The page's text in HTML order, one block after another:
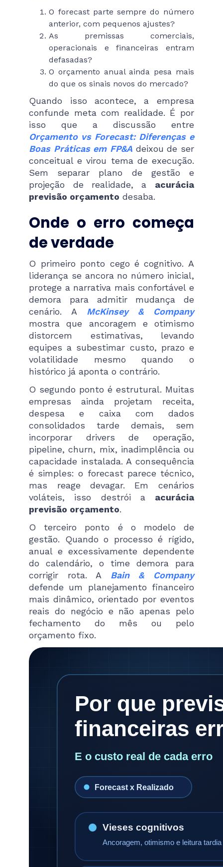
O forecast parte sempre do número
anterior, com pequenos ajustes?
As premissas comerciais,
operacionais e financeiras entram
defasadas?
O orçamento anual ainda pesa mais
do que os sinais novos do mercado?
Quando isso acontece, a empresa
confunde meta com realidade. É por
isso que a discussão entre
Orçamento vs Forecast: Diferenças e
Boas Práticas em FP&A deixou de ser
conceitual e virou tema de execução.
Sem separar plano de gestão e
projeção de realidade, a acurácia
previsão orçamento desaba.
Onde o erro começa
de verdade
O primeiro ponto cego é cognitivo. A
liderança se ancora no número inicial,
protege a narrativa mais confortável e
demora para admitir mudança de
cenário. A McKinsey & Company
mostra que ancoragem e otimismo
distorcem estimativas, levando
equipes a subestimar custo, prazo e
volatilidade mesmo quando o
histórico já aponta o contrário.
O segundo ponto é estrutural. Muitas
empresas ainda projetam receita,
despesa e caixa com dados
consolidados tarde demais, sem
incorporar drivers de operação,
pipeline, churn, mix, inadimplência ou
capacidade instalada. A consequência
é simples: o forecast parece técnico,
mas reage devagar. Em cenários
voláteis, isso destrói a acurácia
previsão orçamento.
O terceiro ponto é o modelo de
gestão. Quando o processo é rígido,
anual e excessivamente dependente
do calendário, o time demora para
corrigir rota. A Bain & Company
defende um planejamento financeiro
mais dinâmico, orientado por eventos
reais do negócio e não apenas pelo
fechamento do mês ou pelo
orçamento fixo.
Por que
financeiras
E o custo real de cada erro
Forecast x Realizado
Vieses cognitivos
Ancoragem, otimismo e leitura